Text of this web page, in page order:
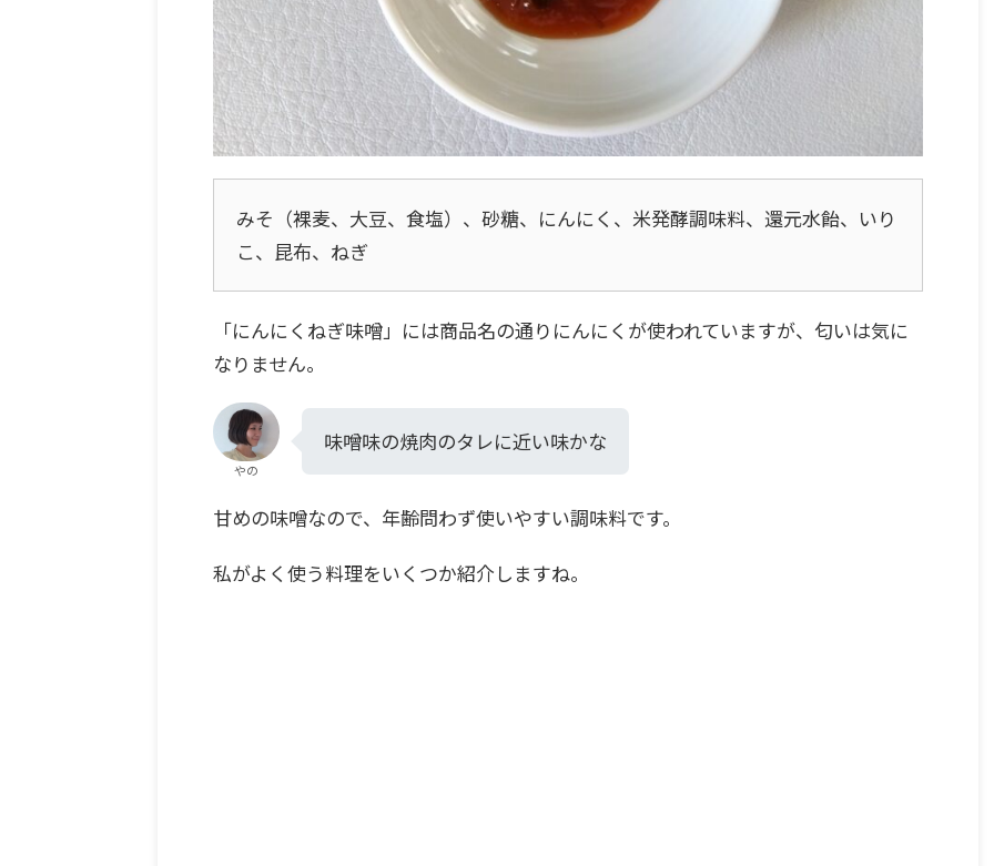
みそ（裸麦、大豆、食塩）、砂糖、にんにく、米発酵調味料、還元水飴、いり
こ、昆布、ねぎ
「にんにくねぎ味噌」には商品名の通りにんにくが使われていますが、匂いは気に
なりません。
やの
味噌味の焼肉のタレに近い味かな
甘めの味噌なので、年齢問わず使いやすい調味料です。
私がよく使う料理をいくつか紹介しますね。